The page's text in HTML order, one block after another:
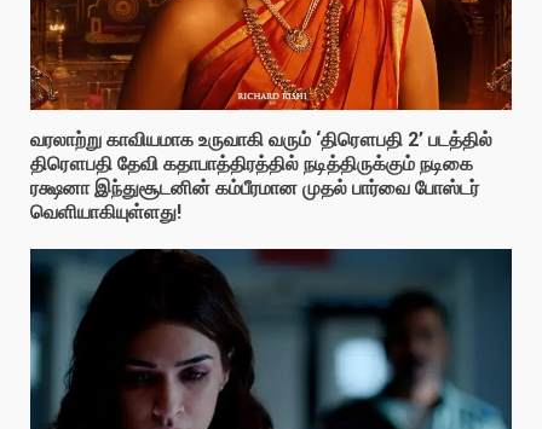
வரலாற்று காவியமாக உருவாகி வரும் ‘திரௌபதி 2’ படத்தில்
திரௌபதி தேவி கதாபாத்திரத்தில் நடித்திருக்கும் நடிகை
ரக்ஷனா இந்துசூடனின் கம்பீரமான முதல் பார்வை போஸ்டர்
வெளியாகியுள்ளது!